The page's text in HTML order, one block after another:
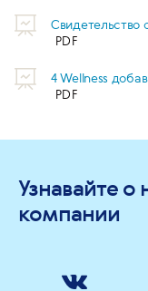
Свидетельство
4 Wellness
Узнавайте о
компании